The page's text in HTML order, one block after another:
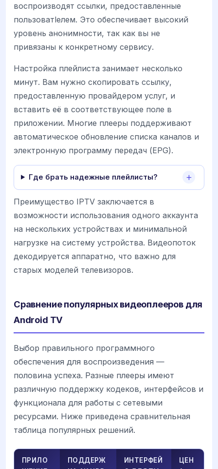
воспроизводят ссылки, предоставленные
пользоватlелем. Это обеспечивает высокий
уровень анонимности, так как вы не
привязаны к конкретному сервису.
Настройка плейлиста занимает несколько
минут. Вам нужно скопировать ссылку,
предоставленную провайдером услуг, и
вставить её в соответствующее поле в
приложении. Многие плееры поддерживают
автоматическое обновление списка каналов и
электронную программу передач (EPG).
Где брать надежные плейлисты?
Преимущество IPTV заключается в
возможности использования одного аккаунта
на нескольких устройствах и минимальной
нагрузке на систему устройства. Видеопоток
декодируется аппаратно, что важно для
старых моделей телевизоров.
Сравнение популярных видеоплееров для
Android TV
Выбор правильного программного
обеспечения для воспроизведения —
половина успеха. Разные плееры имеют
различную поддержку кодеков, интерфейсов и
функционала для работы с сетевыми
ресурсами. Ниже приведена сравнительная
таблица популярных решений.
ПРИЛО
ПОДДЕРЖ
ИНТЕРФЕЙ
ЦЕН